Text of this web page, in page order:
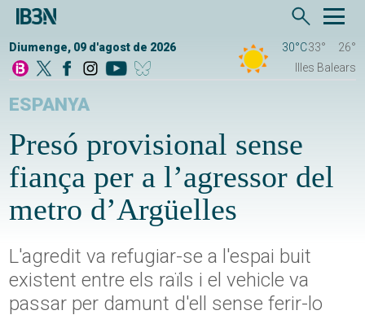
Diumenge, 09 d'agost de 2026 30°C33°
26°
Illes Balears
ESPANYA
Presó provisional sense
fiança per a l’agressor del
metro d’Argüelles
L'agredit va refugiar-se a l'espai buit
existent entre els raïls i el vehicle va
passar per damunt d'ell sense ferir-lo